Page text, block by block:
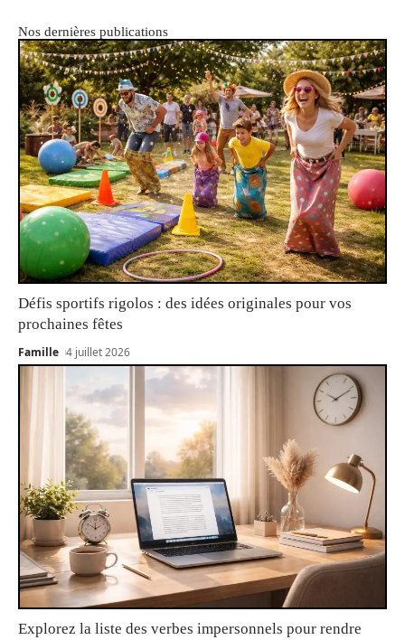
Nos dernières publications
Défis sportifs rigolos : des idées originales pour vos
prochaines fêtes
Famille 4 juillet 2026
Explorez la liste des verbes impersonnels pour rendre